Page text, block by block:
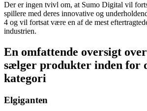
Der er ingen tvivl om, at Sumo Digital vil
spillere med deres innovative og
4 og vil fortsat være en af ​​de mest
industrien.
En omfattende oversigt
sælger produkter inden for
kategori
Elgiganten